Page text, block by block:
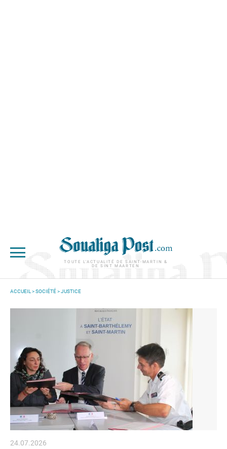
TOUTE L'ACTUALITÉ DE SAINT-MARTIN &
DE SINT MAARTEN
ACCUEIL >SOCIÉTÉ>JUSTICE
24.07.2026